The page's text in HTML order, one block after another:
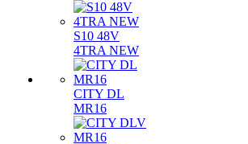
S10 48V
4TRA NEW
CITY DL
MR16